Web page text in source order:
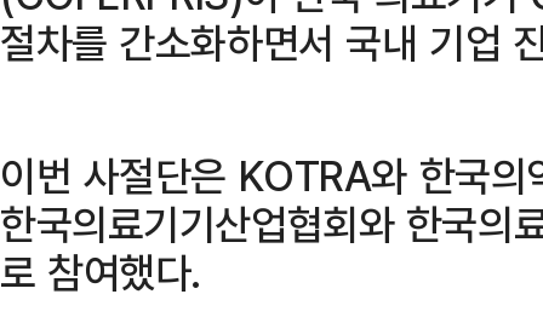
절차를 간소화하면서 국내 기업
이번 사절단은 KOTRA와 한국
한국의료기기산업협회와 한국의
로 참여했다.